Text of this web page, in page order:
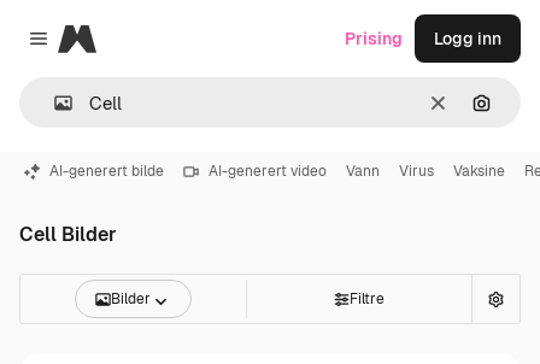
Close menu
Magnific
Slett Søk
Prising Logg inn
AI-generert bilde AI-generert video Vann Virus Vaksine
Cell Bilder
Bilder Filtre